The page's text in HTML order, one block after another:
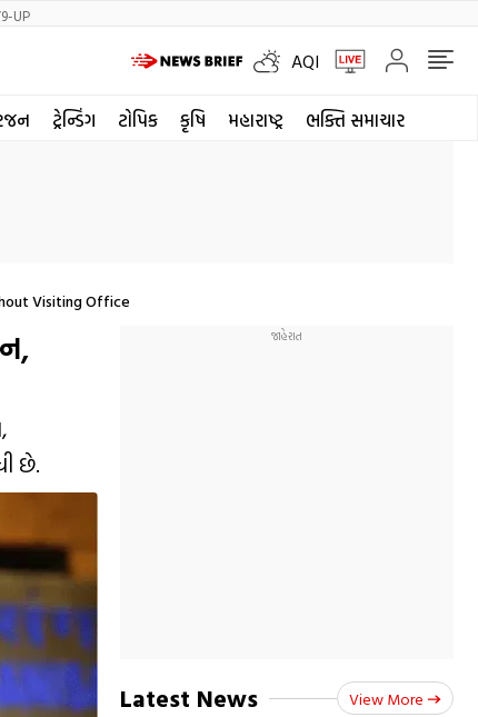
UP
AQI
ટ્રેન્ડિંગ ટોપિક કૃષિ મહારાષ્ટ્ર ભક્તિ સમાચાર
Visiting Office
છે.
Latest News View More